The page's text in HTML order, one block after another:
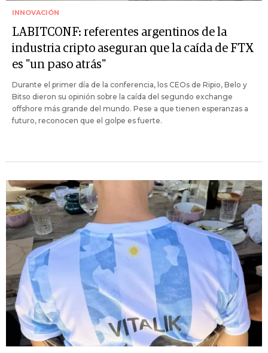
INNOVACIÓN
LABITCONF: referentes argentinos de la
industria cripto aseguran que la caída de FTX
es "un paso atrás"
Durante el primer día de la conferencia, los CEOs de Ripio, Belo y
Bitso dieron su opinión sobre la caída del segundo exchange
offshore más grande del mundo. Pese a que tienen esperanzas a
futuro, reconocen que el golpe es fuerte.